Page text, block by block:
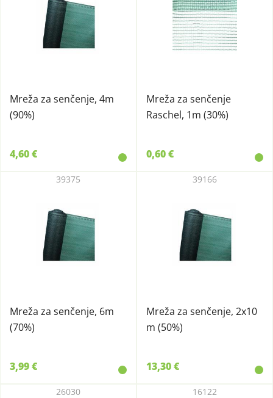
Mreža za senčenje, 4m
(90%)
4,60 €
Mreža za senčenje
Raschel, 1m (30%)
0,60 €
Mreža za senčenje, 6m
(70%)
39375
3,99 €
Mreža za senčenje, 2x10
m (50%)
39166
13,30 €
26030 16122